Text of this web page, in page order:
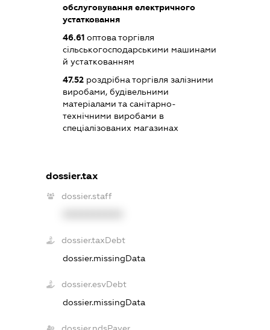
обслуговування електричного
устатковання
46.61 оптова торгівля
сільськогосподарськими машинами
й устаткованням
47.52 роздрібна торгівля залізними
виробами, будівельними
матеріалами та санітарно-
технічними виробами в
спеціалізованих магазинах
dossier.tax
dossier.staff
dossier.taxDebt
dossier.missingData
dossier.esvDebt
dossier.missingData